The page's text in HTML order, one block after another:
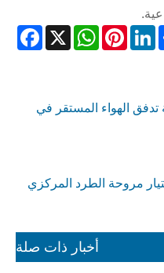
X
WhatsAppPinterestLinkedIn
الهواء المستقر في
مروحة الطرد المركزي
أخبار ذات صلة